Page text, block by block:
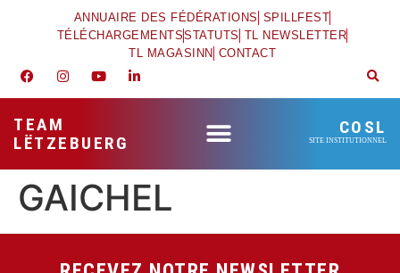
ANNUAIRE DES FÉDÉRATIONS SPILLFEST
TÉLÉCHARGEMENTSSTATUTS TL NEWSLETTER
TL MAGASINN CONTACT
TEAM
LËTZEBUERG
COSL
SITE INSTITUTIONNEL
GAICHEL